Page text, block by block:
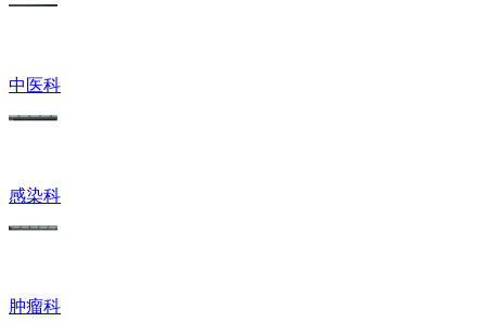
中医科
感染科
肿瘤科